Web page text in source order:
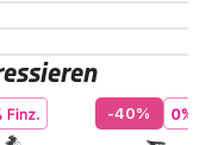
-40%